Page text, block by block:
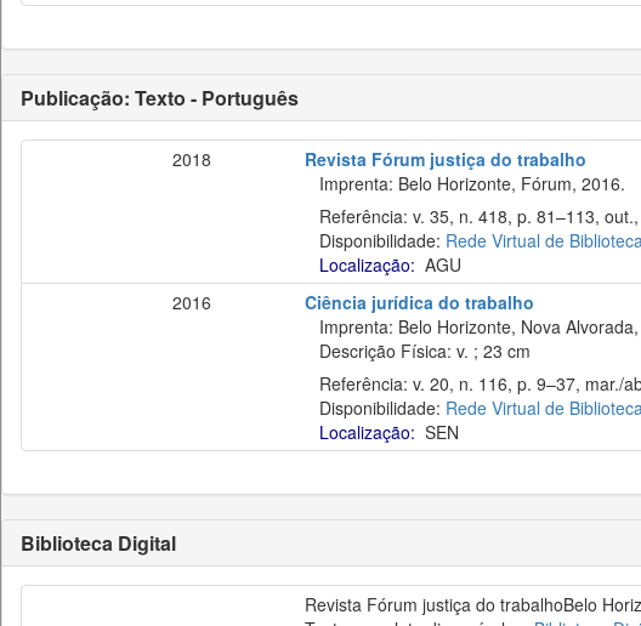
Publicação: Texto - Português
2018
Revista Fórum justiça do trabalho
Imprenta: Belo Horizonte, Fórum, 2016.
Referência: v. 35, n. 418, p. 81–113,
Disponibilidade: Rede Virtual de
Localização: AGU
2016
Ciência jurídica do trabalho
Imprenta: Belo Horizonte, Nova
Descrição Física: v. ; 23 cm
Referência: v. 20, n. 116, p. 9–37, mar./
Disponibilidade: Rede Virtual de
Localização: SEN
Biblioteca Digital
Revista Fórum justiça do trabalhoBelo